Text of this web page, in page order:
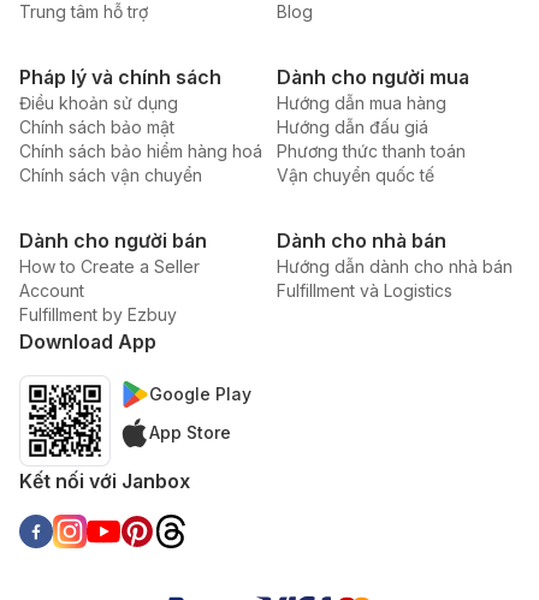
Trung tâm hỗ trợ
Blog
Pháp lý và chính sách
Điều khoản sử dụng
Chính sách bảo mật
Chính sách bảo hiểm hàng hoá
Chính sách vận chuyển
Dành cho người mua
Hướng dẫn mua hàng
Hướng dẫn đấu giá
Phương thức thanh toán
Vận chuyển quốc tế
Dành cho người bán
How to Create a Seller
Account
Fulfillment by Ezbuy
Dành cho nhà bán
Hướng dẫn dành cho nhà bán
Fulfillment và Logistics
Download App
Google Play
App Store
Kết nối với Janbox